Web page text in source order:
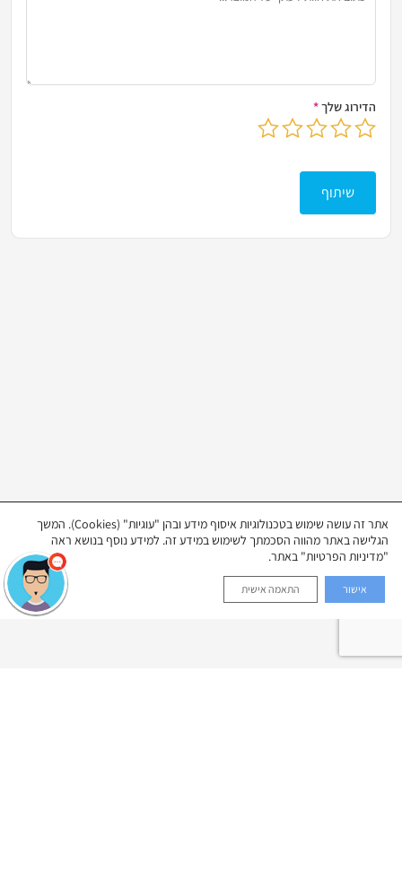
הדירוג שלך*
בחר דירוג מ-1 עד 5 כוכבים
שיתוף
אתר זה עושה שימוש בטכנולוגיות איסוף מידע ובהן "עוגיות" (Cookies). המשך
הגלישה באתר מהווה הסכמתך לשימוש במידע זה. למידע נוסף בנושא ראה
"מדיניות הפרטיות" באתר.
אישור התאמה אישית